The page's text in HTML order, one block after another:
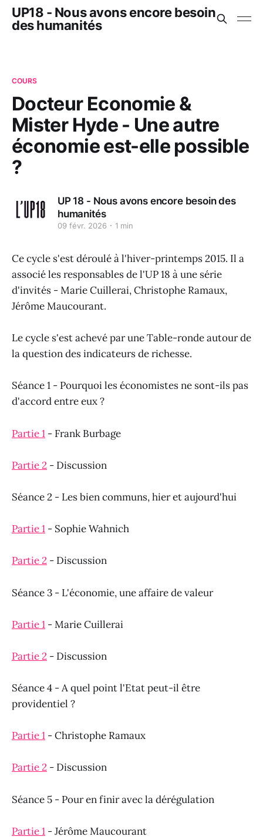
UP18 - Nous avons encore besoin
des humanités
COURS
Docteur Economie &
Mister Hyde - Une autre
économie est-elle possible
?
UP 18 - Nous avons encore besoin des
humanités
09 févr. 2026 1 min
Ce cycle s'est déroulé à l'hiver-printemps 2015. Il a
associé les responsables de l'UP 18 à une série
d'invités - Marie Cuillerai, Christophe Ramaux,
Jérôme Maucourant.
Le cycle s'est achevé par une Table-ronde autour de
la question des indicateurs de richesse.
Séance 1 - Pourquoi les économistes ne sont-ils pas
d'accord entre eux ?
Partie 1 - Frank Burbage
Partie 2 - Discussion
Séance 2 - Les bien communs, hier et aujourd'hui
Partie 1 - Sophie Wahnich
Partie 2 - Discussion
Séance 3 - L'économie, une affaire de valeur
Partie 1 - Marie Cuillerai
Partie 2 - Discussion
Séance 4 - A quel point l'Etat peut-il être
providentiel ?
Partie 1 - Christophe Ramaux
Partie 2 - Discussion
Séance 5 - Pour en finir avec la dérégulation
Partie 1 - Jérôme Maucourant